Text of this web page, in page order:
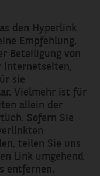
den Hyperlink
Empfehlung,
Beteiligung von
Internetseiten,
sie
Vielmehr ist für
allein der
Sofern Sie
teilen Sie uns
Link umgehend
entfernen.